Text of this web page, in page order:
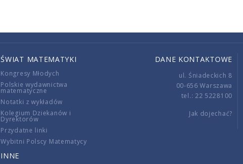
ŚWIAT MATEMATYKI
Kongresy Młodych
Polskie wydawnictwa
matematyczne
Notatki z wykładów
Kolegium Dziekanów i
Dyrektorów
Przydatne linki
Wybitni Polscy Matematycy
INNE
DANE KONTAKTOWE
ul. Śniadeckich 8
00-656 Warszawa
tel.: 22 5228100
Jak dojechać?